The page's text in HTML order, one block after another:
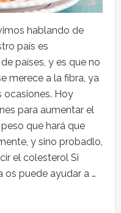
hablando de
país es
países, y es que no
merece a la fibra, ya
ocasiones. Hoy
para aumentar el
que hará que
y sino probadlo,
el colesterol Si
puede ayudar a …